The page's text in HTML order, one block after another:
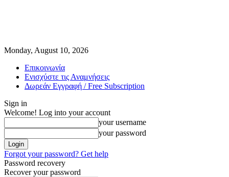
Monday, August 10, 2026
Επικοινωνία
Ενισχύστε τις Αναμνήσεις
Δωρεάν Εγγραφή / Free Subscription
Sign in
Welcome! Log into your account
your username
your password
Forgot your password? Get help
Password recovery
Recover your password